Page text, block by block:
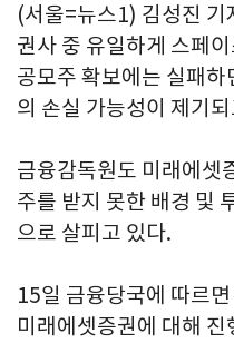
(서울=뉴스1) 김성진 기
권사 중 유일하게 스페
공모주 확보에는 실패
의 손실 가능성이 제기
금융감독원도 미래에셋
주를 받지 못한 배경 및
으로 살피고 있다.
15일 금융당국에 따르
미래에셋증권에 대해